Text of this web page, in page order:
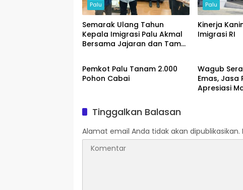
Palu
Semarak Ulang Tahun
Kepala Imigrasi Palu Akmal
Bersama Jajaran dan Tamu
Palu
Kinerja
Imigrasi RI
Palu
Pemkot Palu Tanam 2.000
Pohon Cabai
Wagub
Emas, Jasa
Apresiasi
Tinggalkan Balasan
Alamat email Anda tidak akan dipublikasikan.